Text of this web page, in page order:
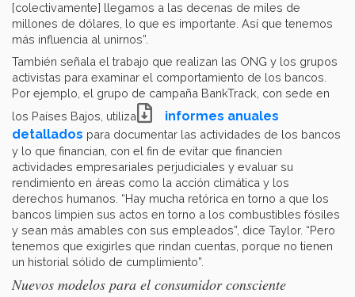
[colectivamente] llegamos a las decenas de miles de
millones de dólares, lo que es importante. Así que tenemos
más influencia al unirnos”.
También señala el trabajo que realizan las ONG y los grupos
activistas para examinar el comportamiento de los bancos.
Por ejemplo, el grupo de campaña BankTrack, con sede en
los Países Bajos, utiliza
informes anuales
detallados para documentar las actividades de los bancos
y lo que financian, con el fin de evitar que financien
actividades empresariales perjudiciales y evaluar su
rendimiento en áreas como la acción climática y los
derechos humanos. “Hay mucha retórica en torno a que los
bancos limpien sus actos en torno a los combustibles fósiles
y sean más amables con sus empleados”, dice Taylor. “Pero
tenemos que exigirles que rindan cuentas, porque no tienen
un historial sólido de cumplimiento”.
Nuevos modelos para el consumidor consciente